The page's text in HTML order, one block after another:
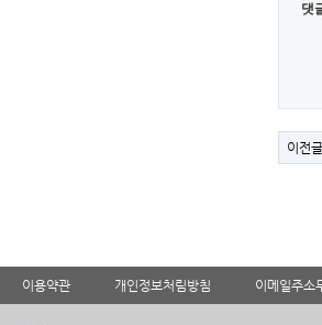
댓
이전글
이용약관 개인정보처림방침 이메일주소